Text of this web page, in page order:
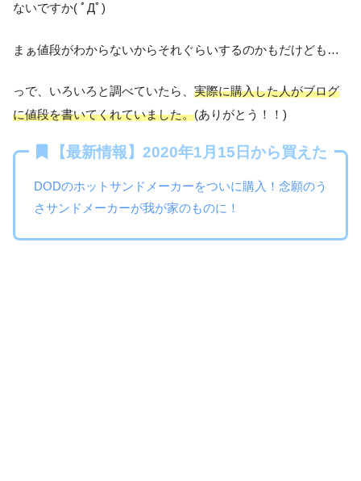
ないですか( ﾟДﾟ)
まぁ値段がわからないからそれぐらいするのかもだけども…
っで、いろいろと調べていたら、 実際に購入した人がブログ
に値段を書いてくれていました。(ありがとう！！)
【最新情報】2020年1月15日から買えた
DODのホットサンドメーカーをついに購入！念願のう
さサンドメーカーが我が家のものに！